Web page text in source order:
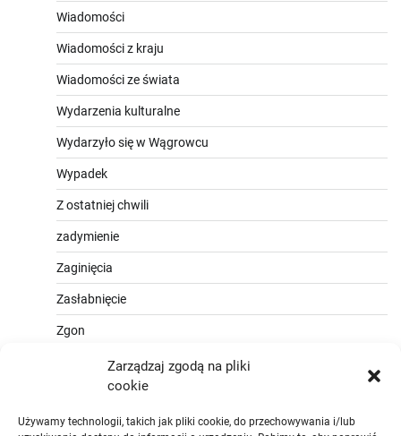
Zarządzaj zgodą na pliki
cookie
Używamy technologii, takich jak pliki cookie, do przechowywania i/lub
Wiadomości
Wiadomości z kraju
Wiadomości ze świata
Wydarzenia kulturalne
Wydarzyło się w Wągrowcu
Wypadek
Z ostatniej chwili
zadymienie
Zaginięcia
Zasłabnięcie
Zgon